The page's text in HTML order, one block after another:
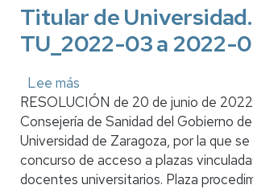
vinculada.
Plazas
TU_2022-
TU_2022-
22V
Titular de
TU_2022-03 a 2022-
Lee más
Concurso
de
acceso.
Profesor
Titular
RESOLUCIÓN de 20 de junio de
Consejería de Sanidad del Gobierno
Universidad de Zaragoza, por la que
concurso de acceso a plazas
docentes universitarios. Plaza